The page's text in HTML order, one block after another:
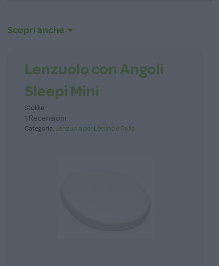
Scopri anche
Lenzuolo con Angoli
Sleepi Mini
Stokke
1 Recensioni
Categoria: Lenzuola per Lettino e Culla